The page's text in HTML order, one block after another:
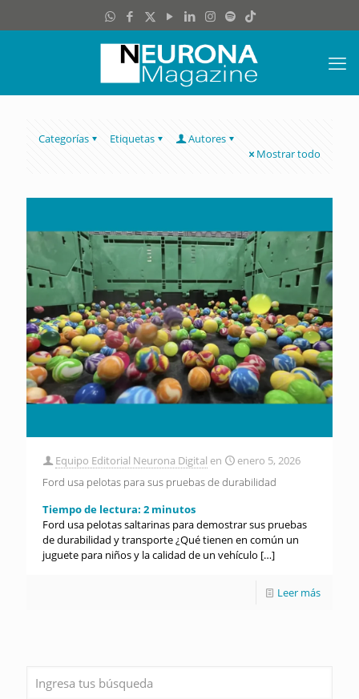
Categorías Etiquetas
Autores
Mostrar todo
Equipo Editorial Neurona Digital en
enero 5, 2026
Ford usa pelotas para sus pruebas de durabilidad
Tiempo de lectura: 2 minutos
Ford usa pelotas saltarinas para demostrar sus pruebas
de durabilidad y transporte ¿Qué tienen en común un
juguete para niños y la calidad de un vehículo […]
Leer más